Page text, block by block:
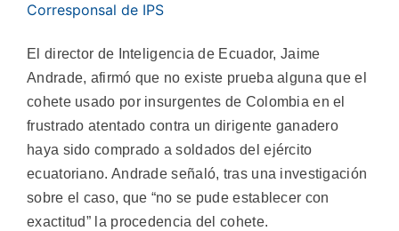
Corresponsal de IPS
El director de Inteligencia de Ecuador, Jaime
Andrade, afirmó que no existe prueba alguna que el
cohete usado por insurgentes de Colombia en el
frustrado atentado contra un dirigente ganadero
haya sido comprado a soldados del ejército
ecuatoriano. Andrade señaló, tras una investigación
sobre el caso, que “no se pude establecer con
exactitud” la procedencia del cohete.